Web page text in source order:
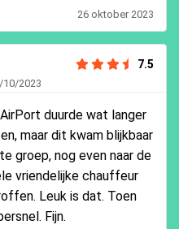
26 oktober 2023
7.5
10/2023
duurde wat langer
maar dit kwam blijkbaar
groep, nog even naar de
vriendelijke chauffeur
Leuk is dat. Toen
Fijn.